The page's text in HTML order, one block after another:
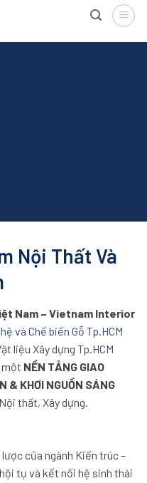
Nội Thất Và
Nam – Vietnam Interior
và Chế biến Gỗ Tp.HCM
liệu Xây dựng Tp.HCM
một NỀN TẢNG GIAO
& KHƠI NGUỒN SÁNG
thất, Xây dựng.
của ngành Kiến trúc –
tụ và kết nối hệ sinh thái